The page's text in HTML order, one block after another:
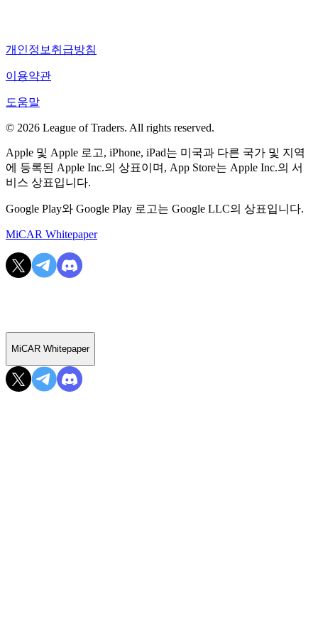
개인정보취급방침
이용약관
도움말
© 2026 League of Traders. All rights reserved.
Apple 및 Apple 로고, iPhone, iPad는 미국과 다른 국가 및 지역
에 등록된 Apple Inc.의 상표이며, App Store는 Apple Inc.의 서
비스 상표입니다.
Google Play와 Google Play 로고는 Google LLC의 상표입니다.
MiCAR Whitepaper
MiCAR Whitepaper